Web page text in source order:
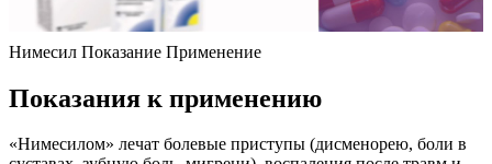
Нимесил Показание Применение
Показания к применению
«Нимесилом» лечат болевые приступы (дисменорею, боли в